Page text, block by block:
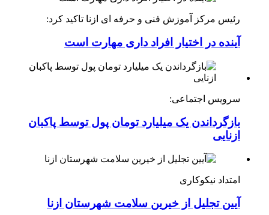
رئیس مرکز آموزش فنی و حرفه ای ازنا تاکید کرد:
آینده در اختیار افراد داری مهارت است
سرویس اجتماعی:
بازگرداندن یک میلیارد تومان پول توسط پاکبان
ازنایی
امتداد نیکوکاری
آیین تجلیل از خیرین سلامت شهرستان ازنا